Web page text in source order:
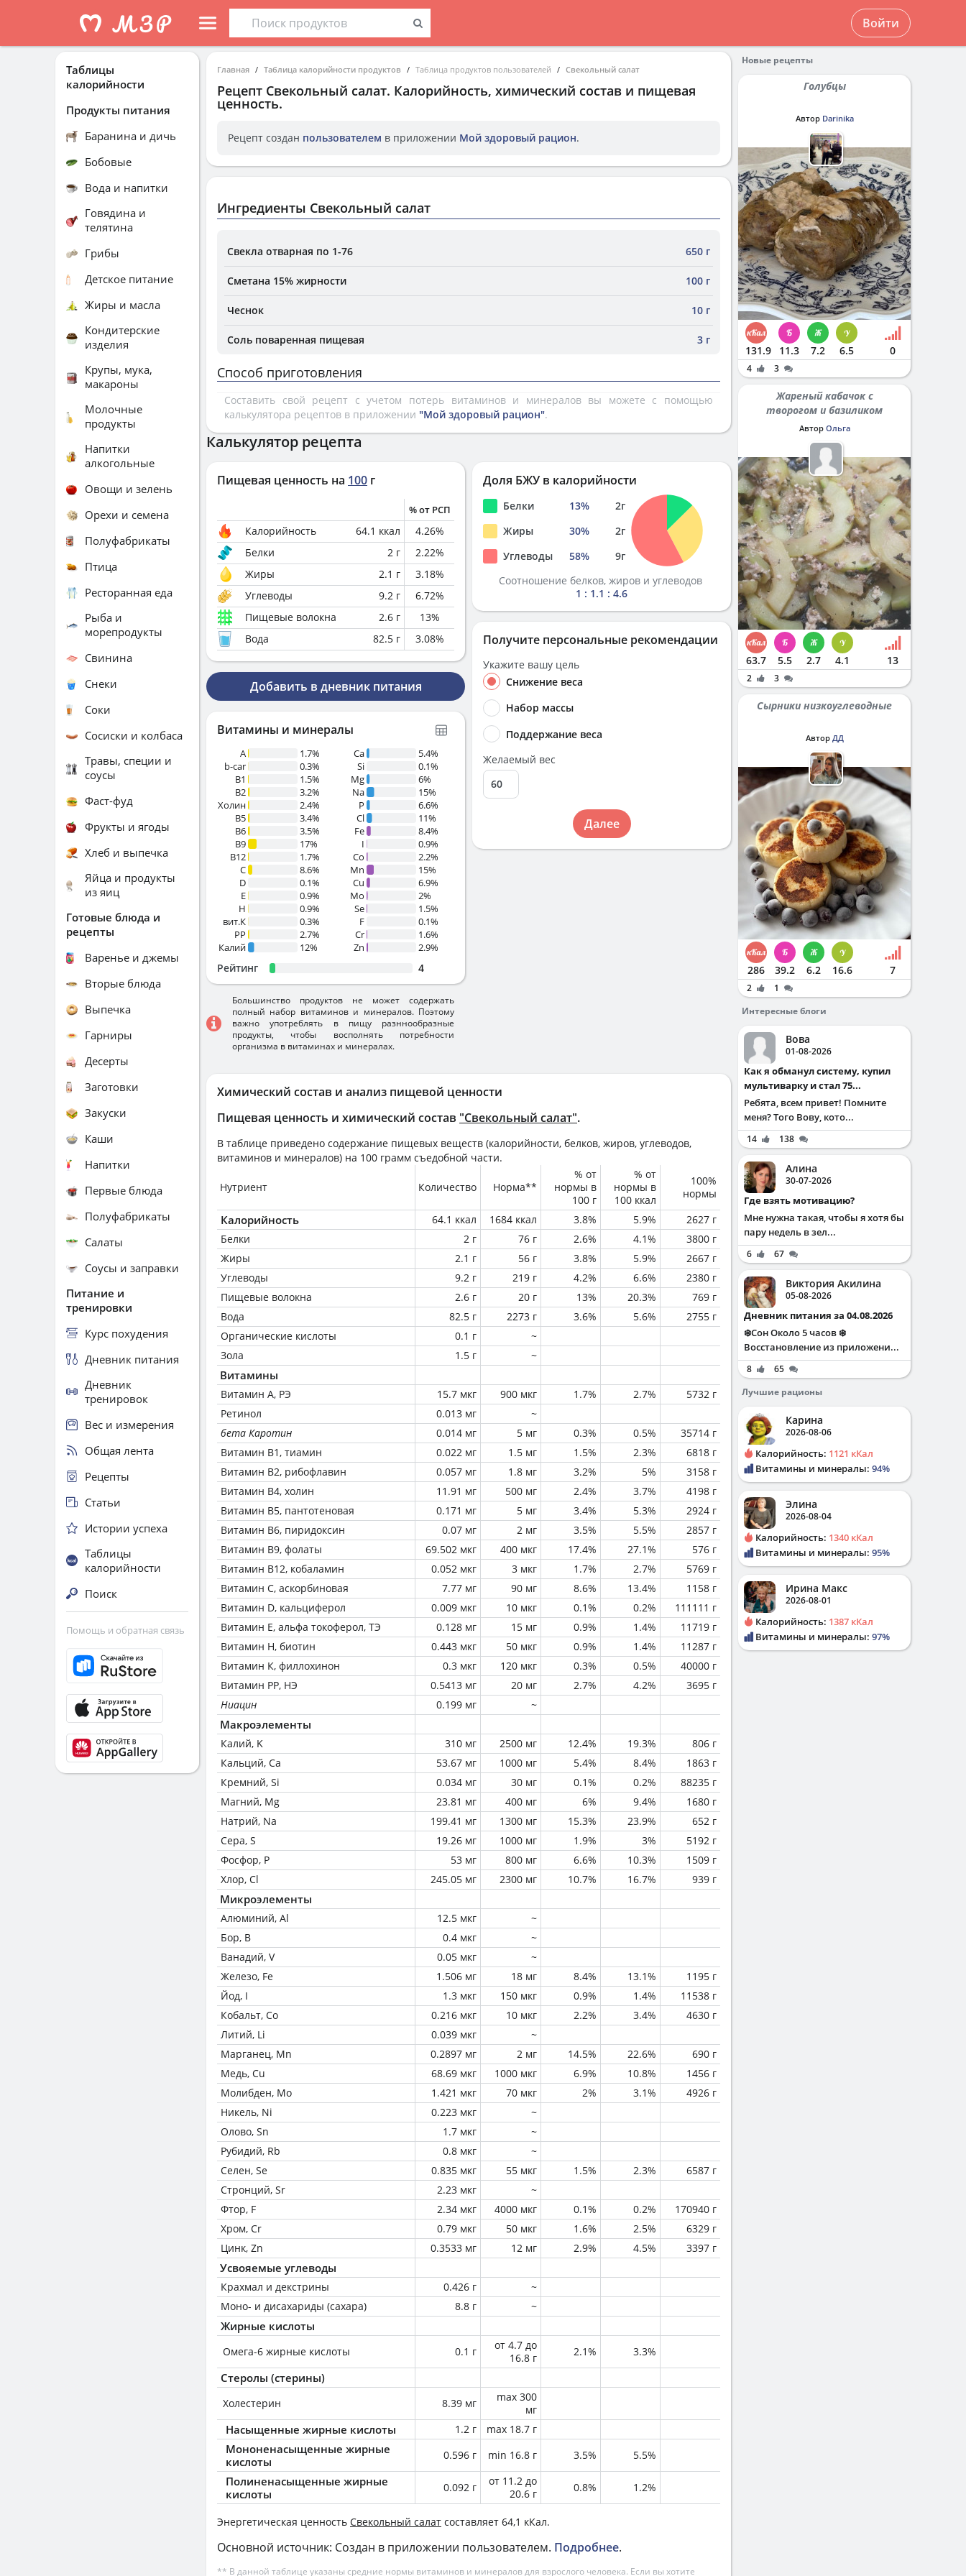
Войти
Главная Таблица калорийности продуктов Таблица продуктов пользователей Свекольный салат
Рецепт Свекольный салат. Калорийность, химический состав и пищевая
ценность.
Рецепт создан пользователем в приложении Мой здоровый рацион.
Ингредиенты Свекольный салат
Свекла отварная по 1-76 650 г
Сметана 15% жирности 100 г
Чеснок 10 г
Соль поваренная пищевая 3 г
Способ приготовления
Составить свой рецепт с учетом потерь витаминов и минералов вы можете с помощью
калькулятора рецептов в приложении "Мой здоровый рацион".
Химический состав и анализ пищевой ценности
Пищевая ценность и химический состав "Свекольный салат".
В таблице приведено содержание пищевых веществ (калорийности, белков, жиров, углеводов,
витаминов и минералов) на 100 грамм съедобной части.
Нутриент Количество Норма**
% от
нормы в
100 г
% от
нормы в
100 ккал
100%
нормы
Калорийность 64.1 ккал 1684 ккал 3.8% 5.9%
2627 г
Белки
2 г 76 г 2.6% 4.1%
3800 г
Жиры
2.1 г 56 г 3.8% 5.9%
2667 г
Углеводы
9.2 г 219 г 4.2% 6.6%
2380 г
Пищевые волокна
2.6 г 20 г 13% 20.3%
769 г
Вода
82.5 г 2273 г 3.6% 5.6%
2755 г
Органические кислоты
0.1 г
~
Зола
1.5 г ~
Витамины
Витамин А, РЭ 15.7 мкг 900 мкг 1.7% 2.7%
5732 г
Ретинол
0.013 мг
~
бета Каротин
0.014 мг 5 мг 0.3% 0.5%
35714 г
Витамин В1, тиамин
0.022 мг 1.5 мг 1.5% 2.3%
6818 г
Витамин В2, рибофлавин
0.057 мг 1.8 мг 3.2% 5%
3158 г
Витамин В4, холин
11.91 мг 500 мг 2.4% 3.7%
4198 г
Витамин В5, пантотеновая
0.171 мг 5 мг 3.4% 5.3%
2924 г
Витамин В6, пиридоксин
0.07 мг 2 мг 3.5% 5.5%
2857 г
Витамин В9, фолаты
69.502 мкг 400 мкг 17.4% 27.1%
576 г
Витамин В12, кобаламин
0.052 мкг 3 мкг 1.7% 2.7%
5769 г
Витамин C, аскорбиновая
7.77 мг 90 мг 8.6% 13.4%
1158 г
Витамин D, кальциферол
0.009 мкг 10 мкг 0.1% 0.2%
111111 г
Витамин Е, альфа токоферол, ТЭ
0.128 мг 15 мг 0.9% 1.4%
11719 г
Витамин Н, биотин
0.443 мкг 50 мкг 0.9% 1.4%
11287 г
Витамин К, филлохинон
0.3 мкг 120 мкг 0.3% 0.5%
40000 г
Витамин РР, НЭ
0.5413 мг 20 мг 2.7% 4.2%
3695 г
Ниацин
0.199 мг ~
Макроэлементы
Калий, K 310 мг 2500 мг 12.4% 19.3%
806 г
Кальций, Ca
53.67 мг 1000 мг 5.4% 8.4%
1863 г
Кремний, Si
0.034 мг 30 мг 0.1% 0.2%
88235 г
Магний, Mg
23.81 мг 400 мг 6% 9.4%
1680 г
Натрий, Na
199.41 мг 1300 мг 15.3% 23.9%
652 г
Сера, S
19.26 мг 1000 мг 1.9% 3%
5192 г
Фосфор, P
53 мг 800 мг 6.6% 10.3%
1509 г
Хлор, Cl
245.05 мг 2300 мг 10.7% 16.7% 939 г
Микроэлементы
Алюминий, Al 12.5 мкг
~
Бор, B
0.4 мкг
~
Ванадий, V
0.05 мкг
~
Железо, Fe
1.506 мг 18 мг 8.4% 13.1%
1195 г
Йод, I
1.3 мкг 150 мкг 0.9% 1.4%
11538 г
Кобальт, Co
0.216 мкг 10 мкг 2.2% 3.4%
4630 г
Литий, Li
0.039 мкг
~
Марганец, Mn
0.2897 мг 2 мг 14.5% 22.6%
690 г
Медь, Cu
68.69 мкг 1000 мкг 6.9% 10.8%
1456 г
Молибден, Mo
1.421 мкг 70 мкг 2% 3.1%
4926 г
Никель, Ni
0.223 мкг
~
Олово, Sn
1.7 мкг
~
Рубидий, Rb
0.8 мкг
~
Селен, Se
0.835 мкг 55 мкг 1.5% 2.3%
6587 г
Стронций, Sr
2.23 мкг
~
Фтор, F
2.34 мкг 4000 мкг 0.1% 0.2%
170940 г
Хром, Cr
0.79 мкг 50 мкг 1.6% 2.5%
6329 г
Цинк, Zn
0.3533 мг 12 мг 2.9% 4.5% 3397 г
Усвояемые углеводы
Крахмал и декстрины 0.426 г
~
Моно- и дисахариды (сахара)
8.8 г ~
Жирные кислоты
Омега-6 жирные кислоты 0.1 г
от 4.7 до
16.8 г
2.1% 3.3%
Стеролы (стерины)
Холестерин 8.39 мг
max 300
мг
Насыщенные жирные кислоты 1.2 г max 18.7 г
Мононенасыщенные жирные
кислоты
0.596 г min 16.8 г 3.5% 5.5%
Полиненасыщенные жирные
кислоты
0.092 г
от 11.2 до
20.6 г
0.8% 1.2%
Энергетическая ценность Свекольный салат составляет 64,1 кКал.
Основной источник: Создан в приложении пользователем. Подробнее.
** В данной таблице указаны средние нормы витаминов и минералов для взрослого человека. Если вы хотите
Калькулятор рецепта
Пищевая ценность на 100 г
% от РСП
Калорийность 64.1 ккал 4.26%
Белки
2 г 2.22%
Жиры
2.1 г 3.18%
Углеводы
9.2 г 6.72%
Пищевые волокна
2.6 г 13%
Вода
82.5 г 3.08%
Добавить в дневник питания
Витамины и минералы
A
1.7%
b-car
0.3%
В1
1.5%
B2
3.2%
Холин
2.4%
B5
3.4%
B6
3.5%
B9
17%
B12
1.7%
C
8.6%
D
0.1%
E
0.9%
H
0.9%
вит.К
0.3%
PP
2.7%
Калий
12%
Ca
5.4%
Si
0.1%
Mg
6%
Na
15%
P
6.6%
Cl
11%
Fe
8.4%
I
0.9%
Co
2.2%
Mn
15%
Cu
6.9%
Mo
2%
Se
1.5%
F
0.1%
Cr
1.6%
Zn
2.9%
Рейтинг 4
Большинство продуктов не может содержать
полный набор витаминов и минералов. Поэтому
важно употреблять в пищу разннообразные
продукты, чтобы восполнять потребности
организма в витаминах и минералах.
Доля БЖУ в калорийности
Белки 13% 2г
Жиры
30% 2г
Углеводы
58% 9г
Соотношение белков, жиров и углеводов
1 : 1.1 : 4.6
Получите персональные рекомендации
Укажите вашу цель
Снижение веса
Набор массы
Поддержание веса
Желаемый вес
Далее
Таблицы
калорийности
Продукты питания
Баранина и дичь
Бобовые
Вода и напитки
Говядина и
телятина
Грибы
Детское питание
Жиры и масла
Кондитерские
изделия
Крупы, мука,
макароны
Молочные
продукты
Напитки
алкогольные
Овощи и зелень
Орехи и семена
Полуфабрикаты
Птица
Ресторанная еда
Рыба и
морепродукты
Свинина
Снеки
Соки
Сосиски и колбаса
Травы, специи и
соусы
Фаст-фуд
Фрукты и ягоды
Хлеб и выпечка
Яйца и продукты
из яиц
Готовые блюда и
рецепты
Варенье и джемы
Вторые блюда
Выпечка
Гарниры
Десерты
Заготовки
Закуски
Каши
Напитки
Первые блюда
Полуфабрикаты
Салаты
Соусы и заправки
Питание и
тренировки
Курс похудения
Дневник питания
Дневник
тренировок
Вес и измерения
Общая лента
Рецепты
Статьи
Истории успеха
Таблицы
калорийности
Поиск
Помощь и обратная связь
Новые рецепты
Голубцы
Автор Darinika
131.9 11.3 7.2 6.5 0
4 3
Жареный кабачок с
творогом и базиликом
Автор Ольга
63.7 5.5 2.7 4.1 13
2 3
Сырники низкоуглеводные
Автор ДД
286 39.2 6.2 16.6 7
2
1
Интересные блоги
Вова
01-08-2026
Как я обманул систему, купил
мультиварку и стал 75...
Ребята, всем привет! Помните
меня? Того Вову, кото...
14 138
Алина
30-07-2026
Где взять мотивацию?
Мне нужна такая, чтобы я хотя бы
пару недель в зел...
6 67
Виктория Акилина
05-08-2026
Дневник питания за 04.08.2026
❄️Сон Около 5 часов ❄️
Восстановление из приложени...
8
65
Лучшие рационы
Карина
2026-08-06
Калорийность: 1121 кКал
Витамины и минералы: 94%
Элина
2026-08-04
Калорийность: 1340 кКал
Витамины и минералы: 95%
Ирина Макс
2026-08-01
Калорийность: 1387 кКал
Витамины и минералы: 97%